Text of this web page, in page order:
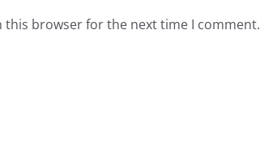
this browser for the next time I comment.